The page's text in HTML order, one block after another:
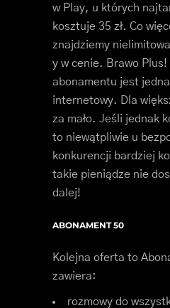
w Play, u których
kosztuje 35 zł. Co
znajdziemy
y w cenie. Brawo
abonamentu jest
internetowy. Dla
za mało. Jeśli jednak
to niewątpliwie u
konkurencji bardziej
takie pieniądze nie
dalej!
ABONAMENT 50
Kolejna oferta to
zawiera:
rozmowy do